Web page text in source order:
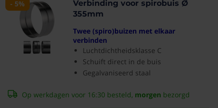
- 5%
Verbinding voor spirobuis Ø
355mm
Twee (spiro)buizen met elkaar
verbinden
Luchtdichtheidsklasse C
Schuift direct in de buis
Gegalvaniseerd staal
Op werkdagen voor 16:30 besteld, morgen bezorgd